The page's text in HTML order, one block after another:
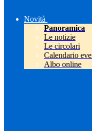
Novità
Panoramica
Le notizie
Le circolari
Calendario
Albo online